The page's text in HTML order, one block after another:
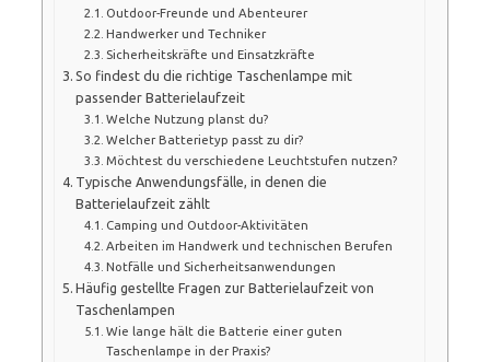
Outdoor-Freunde und Abenteurer
Handwerker und Techniker
Sicherheitskräfte und Einsatzkräfte
So findest du die richtige Taschenlampe mit
passender Batterielaufzeit
Welche Nutzung planst du?
Welcher Batterietyp passt zu dir?
Möchtest du verschiedene Leuchtstufen nutzen?
Typische Anwendungsfälle, in denen die
Batterielaufzeit zählt
Camping und Outdoor-Aktivitäten
Arbeiten im Handwerk und technischen Berufen
Notfälle und Sicherheitsanwendungen
Häufig gestellte Fragen zur Batterielaufzeit von
Taschenlampen
Wie lange hält die Batterie einer guten
Taschenlampe in der Praxis?